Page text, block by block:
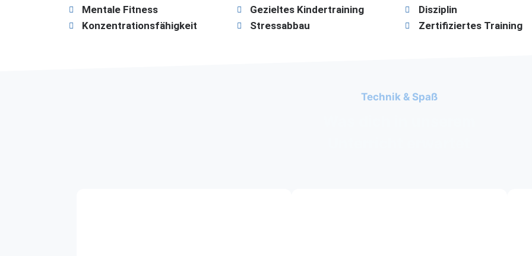
Mentale Fitness
Konzentrationsfähigkeit
Gezieltes Kindertraining
Stressabbau
Disziplin
Zertifiziertes Training
Technik & Spaß